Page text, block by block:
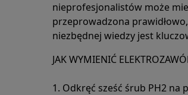
nieprofesjonalistów może
przeprowadzona
niezbędnej wiedzy jest
JAK WYMIENIĆ
1. Odkręć sześć śrub PH2 na